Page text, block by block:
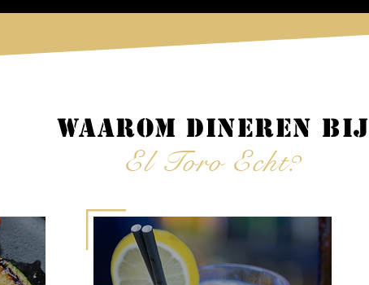
Waarom dineren bij
El Toro Echt?